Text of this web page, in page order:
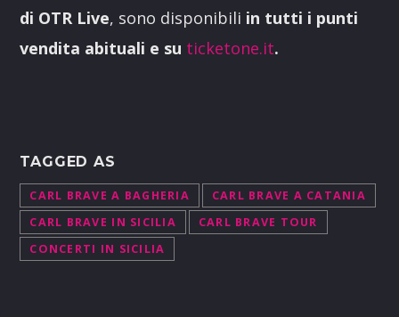
di OTR Live, sono disponibili in tutti i punti
vendita abituali e su ticketone.it.
TAGGED AS
CARL BRAVE A BAGHERIA
CARL BRAVE A CATANIA
CARL BRAVE IN SICILIA
CARL BRAVE TOUR
CONCERTI IN SICILIA